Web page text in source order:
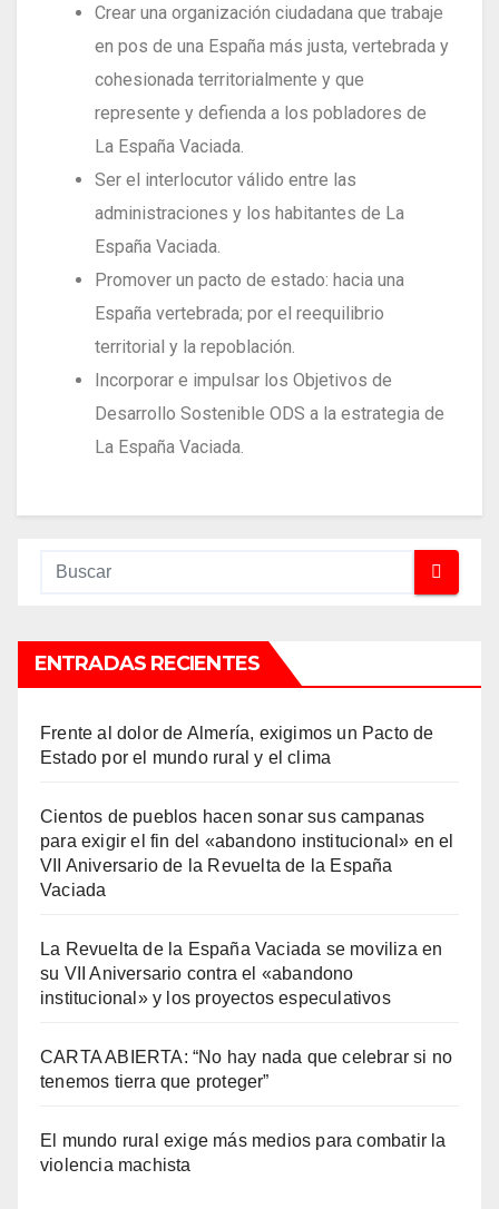
Crear una organización ciudadana que trabaje
en pos de una España más justa, vertebrada y
cohesionada territorialmente y que
represente y defienda a los pobladores de
La España Vaciada.
Ser el interlocutor válido entre las
administraciones y los habitantes de La
España Vaciada.
Promover un pacto de estado: hacia una
España vertebrada; por el reequilibrio
territorial y la repoblación.
Incorporar e impulsar los Objetivos de
Desarrollo Sostenible ODS a la estrategia de
La España Vaciada.
ENTRADAS RECIENTES
Frente al dolor de Almería, exigimos un Pacto de
Estado por el mundo rural y el clima
Cientos de pueblos hacen sonar sus campanas
para exigir el fin del «abandono institucional» en el
VII Aniversario de la Revuelta de la España
Vaciada
La Revuelta de la España Vaciada se moviliza en
su VII Aniversario contra el «abandono
institucional» y los proyectos especulativos
CARTA ABIERTA: “No hay nada que celebrar si no
tenemos tierra que proteger”
El mundo rural exige más medios para combatir la
violencia machista